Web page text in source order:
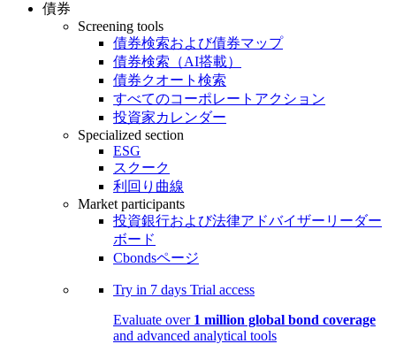
債券
Screening tools
債券検索および債券マップ
債券検索（AI搭載）
債券クオート検索
すべてのコーポレートアクション
投資家カレンダー
Specialized section
ESG
スクーク
利回り曲線
Market participants
投資銀行および法律アドバイザーリーダー
ボード
Cbondsページ
Try in 7 days Trial access
Evaluate over 1 million global bond coverage
and advanced analytical tools